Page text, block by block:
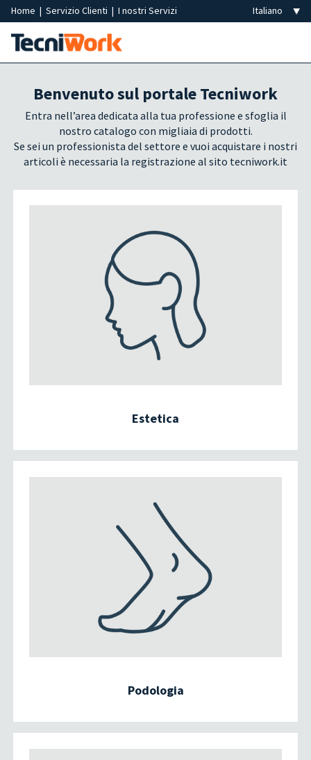
Home | Servizio Clienti | I nostri Servizi
Benvenuto sul portale Tecniwork
Entra nell’area dedicata alla tua professione e sfoglia il
nostro catalogo con migliaia di prodotti.
Se sei un professionista del settore e vuoi acquistare i nostri
articoli è necessaria la registrazione al sito tecniwork.it
Estetica
Podologia